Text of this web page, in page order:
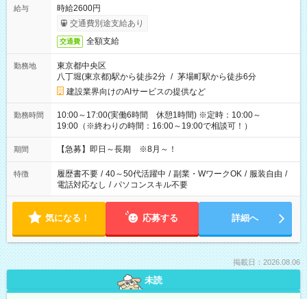
給与
時給2600円
交通費別途支給あり
交通費 全額支給
勤務地
東京都中央区
八丁堀(東京都)駅から徒歩2分 / 茅場町駅から徒歩6分
建設業界向けのAIサービスの提供など
勤務時間
10:00～17:00(実働6時間 休憩1時間) ※定時：10:00～
19:00（※終わりの時間：16:00～19:00で相談可！）
期間 【急募】即日～長期 ※8月～！
特徴 履歴書不要 / 40～50代活躍中 / 副業・WワークOK / 服装自由 /
電話対応なし / パソコンスキル不要
気になる！ 応募する 詳細へ
掲載日：2026.08.06
未読